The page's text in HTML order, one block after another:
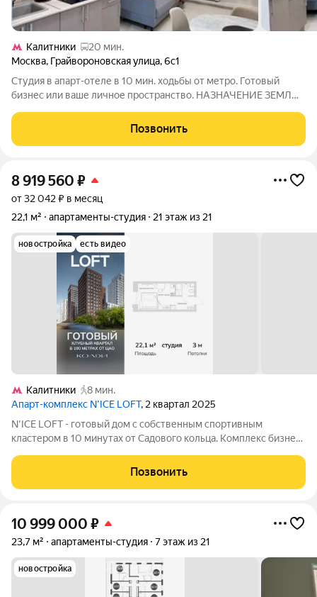
Калитники
20 мин.
Москва, Грайвороновская улица,6с1
Студия в апарт-отеле в 10 мин. ходьбы от метро. Готовый
бизнес или ваше личное пространство. НАЗHАЧEНИЕ ЗEМЛИ
посуточно или долгосрочно самостоятельно или через
управляющую компанию отеля. Цена указана
Позвонить
8 919 560 ₽
от 32 042 ₽ в месяц
22,1 м²
апартаменты-студия 21 этаж из 21
новостройка есть видео
Калитники
8 мин.
Апарт-комплекс N’ICE LOFT, 2 квартал 2025
N'ICE LOFT - готовый дом с собственным спортивным
кластером в 10 минутах от Садового кольца. Комплекс бизнес-
компания КОЛДИ, представляет собой знаковое жилое
пространство, на территории которого
Позвонить
10 999 000 ₽
23,7 м² апартаменты-студия 7 этаж из 21
новостройка